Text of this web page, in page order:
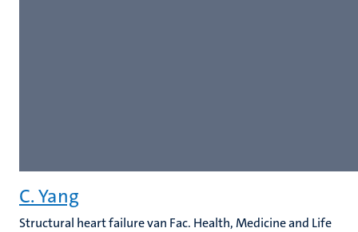
C. Yang
Structural heart failure van Fac. Health, Medicine and Life